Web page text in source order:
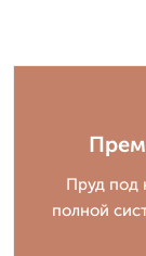
Пруд под
полной